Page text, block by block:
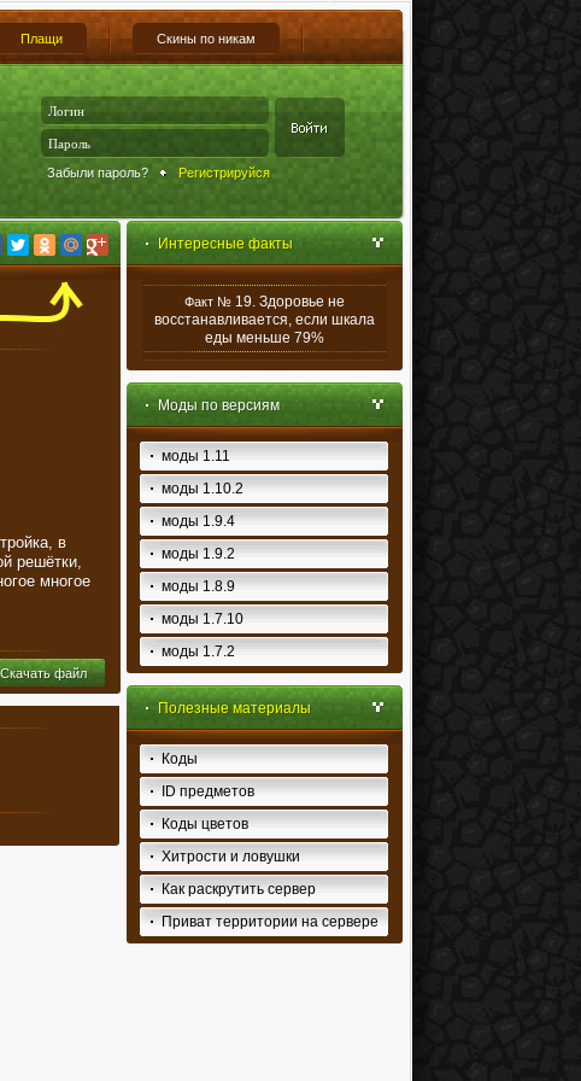
Плащи Скины по никам
Забыли пароль? Регистрируйся
Интересные факты
Факт № 19. Здоровье не
восстанавливается, если шкала
еды меньше 79%
Моды по версиям
моды 1.11
моды 1.10.2
моды 1.9.4
моды 1.9.2
моды 1.8.9
моды 1.7.10
моды 1.7.2
Полезные материалы
Коды
ID предметов
Коды цветов
Хитрости и ловушки
Как раскрутить сервер
Приват территории на сервере
в
решётки,
многое
Скачать файл